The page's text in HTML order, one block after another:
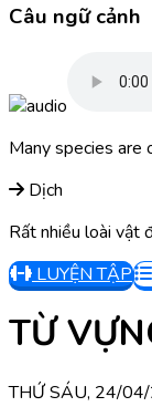
Câu ngữ cảnh
Many species are
Dịch
Rất nhiều loài vật
LUYỆN TẬP
TỪ
THỨ SÁU, 24/